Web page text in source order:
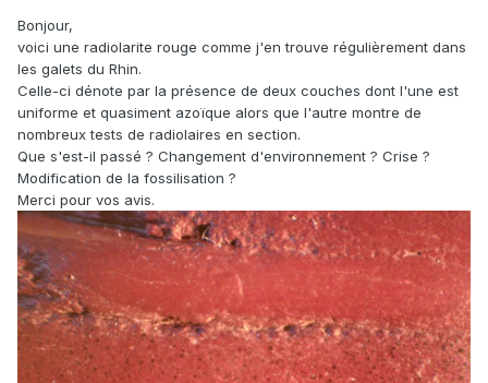
Bonjour,
voici une radiolarite rouge comme j'en trouve régulièrement dans
les galets du Rhin.
Celle-ci dénote par la présence de deux couches dont l'une est
uniforme et quasiment azoïque alors que l'autre montre de
nombreux tests de radiolaires en section.
Que s'est-il passé ? Changement d'environnement ? Crise ?
Modification de la fossilisation ?
Merci pour vos avis.